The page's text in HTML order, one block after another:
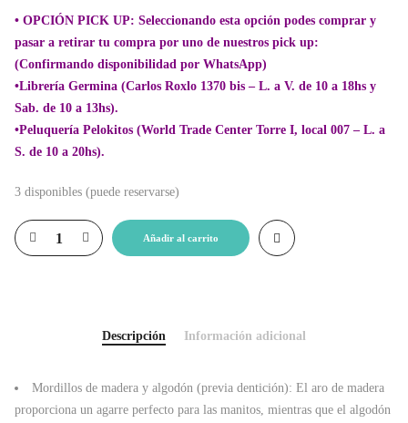
• OPCIÓN PICK UP: Seleccionando esta opción podes comprar y
pasar a retirar tu compra por uno de nuestros pick up:
(Confirmando disponibilidad por WhatsApp)
•Librería Germina (Carlos Roxlo 1370 bis – L. a V. de 10 a 18hs y
Sab. de 10 a 13hs).
•Peluquería Pelokitos (World Trade Center Torre I, local 007 – L. a
S. de 10 a 20hs).
3 disponibles (puede reservarse)
Añadir al carrito
Descripción Información adicional
Mordillos de madera y algodón (previa dentición): El aro de madera
proporciona un agarre perfecto para las manitos, mientras que el algodón